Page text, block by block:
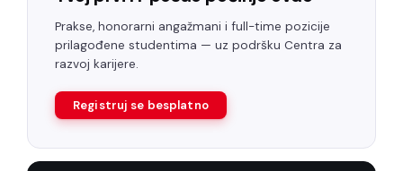
Prakse, honorarni angažmani i full-time pozicije
prilagođene studentima — uz podršku Centra za
razvoj karijere.
Registruj se besplatno